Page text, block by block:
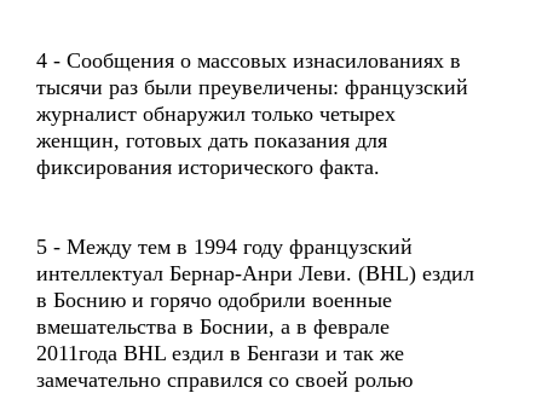
4 - Сообщения о массовых изнасилованиях в
тысячи раз были преувеличены: французский
журналист обнаружил только четырех
женщин, готовых дать показания для
фиксирования исторического факта.
5 - Между тем в 1994 году французский
интеллектуал Бернар-Анри Леви. (BHL) ездил
в Боснию и горячо одобрили военные
вмешательства в Боснии, а в феврале
2011года BHL ездил в Бенгази и так же
замечательно справился со своей ролью